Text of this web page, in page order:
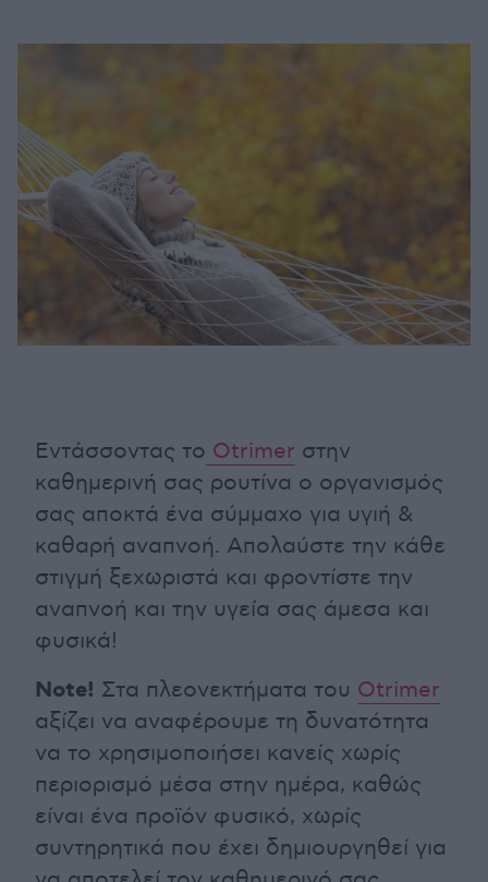
Εντάσσοντας το Otrimer στην
καθημερινή σας ρουτίνα ο οργανισμός
σας αποκτά ένα σύμμαχο για υγιή &
καθαρή αναπνοή. Απολαύστε την κάθε
στιγμή ξεχωριστά και φροντίστε την
αναπνοή και την υγεία σας άμεσα και
φυσικά!
Note! Στα πλεονεκτήματα του Otrimer
αξίζει να αναφέρουμε τη δυνατότητα
να το χρησιμοποιήσει κανείς χωρίς
περιορισμό μέσα στην ημέρα, καθώς
είναι ένα προϊόν φυσικό, χωρίς
συντηρητικά που έχει δημιουργηθεί για